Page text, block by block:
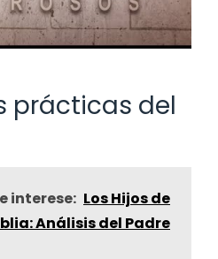
prácticas del
interese: Los Hijos de
Análisis del Padre